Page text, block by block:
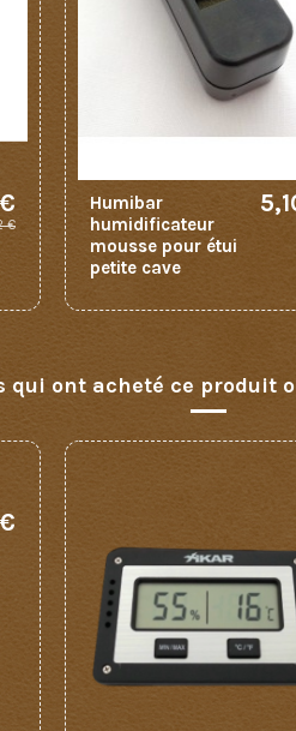
€
Humibar
humidificateur
mousse pour étui
petite cave
qui ont acheté ce produit